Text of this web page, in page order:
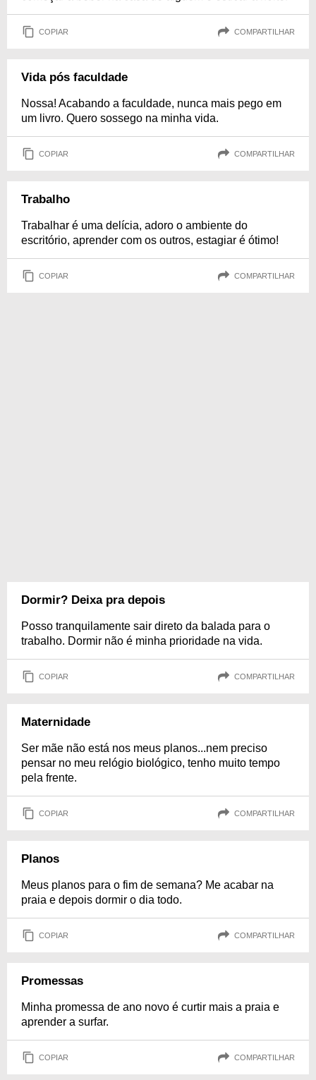
COPIAR COMPARTILHAR
Vida pós faculdade
Nossa! Acabando a faculdade, nunca mais pego em
um livro. Quero sossego na minha vida.
COPIAR COMPARTILHAR
Trabalho
Trabalhar é uma delícia, adoro o ambiente do
escritório, aprender com os outros, estagiar é ótimo!
COPIAR COMPARTILHAR
Dormir? Deixa pra depois
Posso tranquilamente sair direto da balada para o
trabalho. Dormir não é minha prioridade na vida.
COPIAR COMPARTILHAR
Maternidade
Ser mãe não está nos meus planos...nem preciso
pensar no meu relógio biológico, tenho muito tempo
pela frente.
COPIAR COMPARTILHAR
Planos
Meus planos para o fim de semana? Me acabar na
praia e depois dormir o dia todo.
COPIAR COMPARTILHAR
Promessas
Minha promessa de ano novo é curtir mais a praia e
aprender a surfar.
COPIAR COMPARTILHAR